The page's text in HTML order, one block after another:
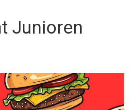
Junioren